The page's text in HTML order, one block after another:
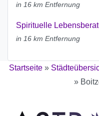
in 16 km Entfernung
Spirituelle
in 16 km Entfernung
Startseite »
»